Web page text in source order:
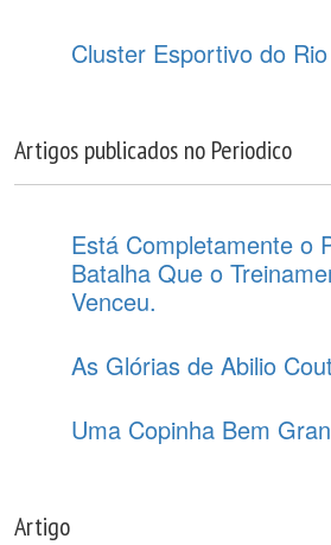
Cluster Esportivo do
Artigos publicados no Periodico
Está Completamente o
Batalha Que o
Venceu.
As Glórias de Abilio
Uma Copinha Bem
Artigo